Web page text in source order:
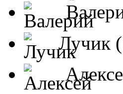
Лучик